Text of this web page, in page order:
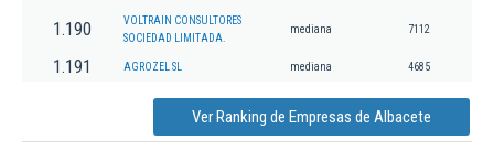
1.190
VOLTRAIN CONSULTORES
SOCIEDAD LIMITADA.
mediana 7112
1.191 AGROZEL SL mediana 4685
Ver Ranking de Empresas de Albacete